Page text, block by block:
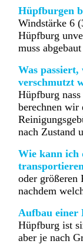
Hüpfburgen
Windstärke 6
Hüpfburg
muss
Was
verschmutzt
Hüpfburg
berechnen wir
nach Zustand
Wie kann ich
oder größeren
nachdem
Aufbau einer
Hüpfburg ist
aber je nach